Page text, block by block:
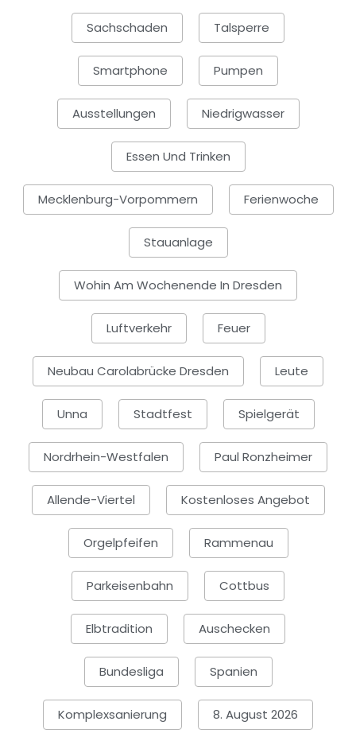
Sachschaden Talsperre
Smartphone Pumpen
Ausstellungen Niedrigwasser
Essen Und Trinken
Mecklenburg-Vorpommern Ferienwoche
Stauanlage
Wohin Am Wochenende In Dresden
Luftverkehr Feuer
Neubau Carolabrücke Dresden Leute
Unna Stadtfest Spielgerät
Nordrhein-Westfalen Paul Ronzheimer
Allende-Viertel Kostenloses Angebot
Orgelpfeifen Rammenau
Parkeisenbahn Cottbus
Elbtradition Auschecken
Bundesliga Spanien
Komplexsanierung 8. August 2026